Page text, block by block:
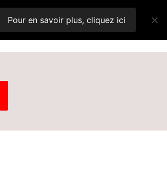
Pour en savoir plus, cliquez ici